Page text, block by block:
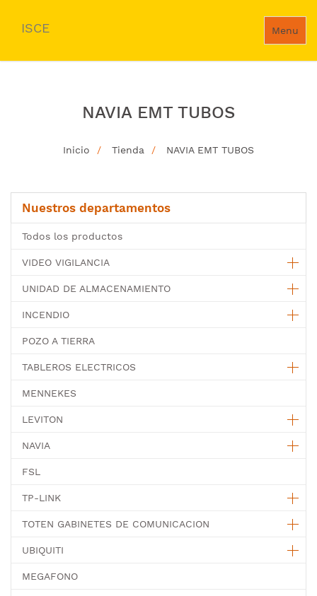
Menu
ISCE
NAVIA EMT TUBOS
Inicio Tienda NAVIA EMT TUBOS
Nuestros departamentos
Todos los productos
VIDEO VIGILANCIA
UNIDAD DE ALMACENAMIENTO
INCENDIO
POZO A TIERRA
TABLEROS ELECTRICOS
MENNEKES
LEVITON
NAVIA
FSL
TP-LINK
TOTEN GABINETES DE COMUNICACION
UBIQUITI
MEGAFONO